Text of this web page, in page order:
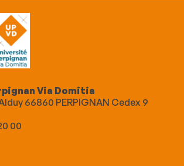
Via Domitia
66860 PERPIGNAN Cedex 9
00